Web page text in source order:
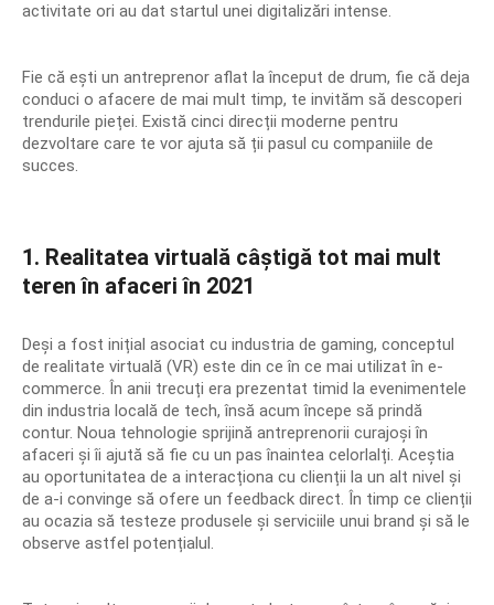
SERTARE DE BANI
CITITOARE CODURI DE BARE
MASINI NUMARAT BANI
ACCESORII
ROLE DE HARTIE TERMICA
SOLUTII SOFTWARE
NAVIGARE
CENTRU SUPORT
BLUECASH 50
activitate ori au dat startul unei digitalizări intense.
Fie că ești un antreprenor aflat la început de drum, fie că deja
conduci o afacere de mai mult timp, te invităm să descoperi
trendurile pieței. Există cinci direcții moderne pentru
dezvoltare care te vor ajuta să ții pasul cu companiile de
succes.
1. Realitatea virtuală câștigă tot mai mult
teren în afaceri în 2021
Deși a fost inițial asociat cu industria de gaming, conceptul
de realitate virtuală (VR) este din ce în ce mai utilizat în e-
commerce. În anii trecuți era prezentat timid la evenimentele
din industria locală de tech, însă acum începe să prindă
contur. Noua tehnologie sprijină antreprenorii curajoși în
afaceri și îi ajută să fie cu un pas înaintea celorlalți. Aceștia
au oportunitatea de a interacționa cu clienții la un alt nivel și
de a-i convinge să ofere un feedback direct. În timp ce clienții
au ocazia să testeze produsele și serviciile unui brand și să le
observe astfel potențialul.